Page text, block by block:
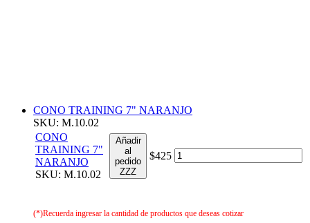
CONO TRAINING 7" NARANJO
SKU: M.10.02
CONO
TRAINING 7"
NARANJO
SKU: M.10.02
Añadir
al
pedido
ZZZ
$425
(*)Recuerda ingresar la cantidad de productos que deseas cotizar